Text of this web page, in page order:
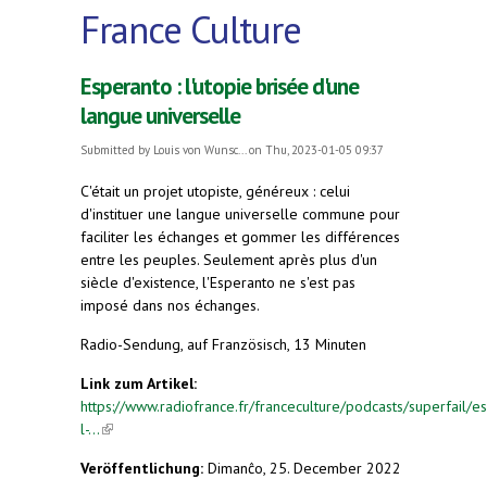
France Culture
Esperanto : l'utopie brisée d'une
langue universelle
Submitted by Louis von Wunsc... on Thu, 2023-01-05 09:37
C'était un projet utopiste, généreux : celui
d'instituer une langue universelle commune pour
faciliter les échanges et gommer les différences
entre les peuples. Seulement après plus d'un
siècle d'existence, l'Esperanto ne s'est pas
imposé dans nos échanges.
Radio-Sendung, auf Französisch, 13 Minuten
Link zum Artikel:
https://www.radiofrance.fr/franceculture/podcasts/superfail/
l-...(link is external)
Veröffentlichung: Dimanĉo, 25. December 2022